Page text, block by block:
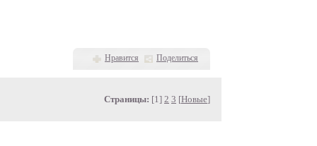
Нравится Поделиться
Страницы: [1] 2 3 [Новые]